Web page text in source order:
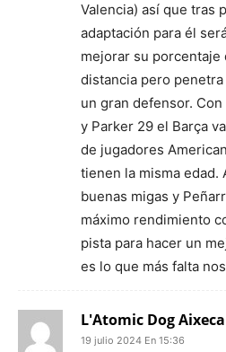
Valencia) así que tras
adaptación para él
mejorar su porcentaje
distancia pero
un gran defensor.
y Parker 29 el Barça
de jugadores
tienen la misma edad.
buenas migas y
máximo rendimiento
pista para hacer un
es lo que más falta
L'Atomic Dog
19 julio 2024 En 15:36